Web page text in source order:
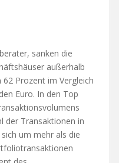
sanken die
außerhalb
Prozent im Vergleich
Euro. In den Top
der Transaktionen in
um mehr als die